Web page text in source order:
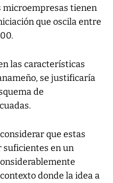
microempresas tienen
que oscila entre
las características
se justificaría
de
que estas
suficientes en un
donde la idea a